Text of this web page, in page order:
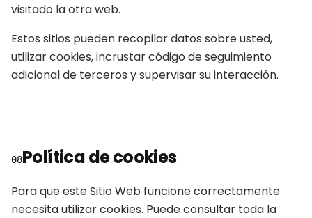
visitado la otra web.
Estos sitios pueden recopilar datos sobre usted,
utilizar cookies, incrustar código de seguimiento
adicional de terceros y supervisar su interacción.
08Política de cookies
Para que este Sitio Web funcione correctamente
necesita utilizar cookies. Puede consultar toda la